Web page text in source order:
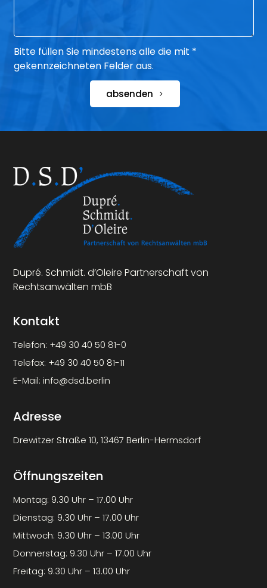
Bitte füllen Sie mindestens alle die mit *
gekennzeichneten Felder aus.
absenden
Dupré. Schmidt. d’Oleire Partnerschaft von
Rechtsanwälten mbB
Kontakt
Telefon: +49 30 40 50 81-0
Telefax: +49 30 40 50 81-11
E-Mail:info@dsd.berlin
Adresse
Drewitzer Straße 10, 13467 Berlin-Hermsdorf
Öffnungszeiten
Montag: 9.30 Uhr – 17.00 Uhr
Dienstag: 9.30 Uhr – 17.00 Uhr
Mittwoch: 9.30 Uhr – 13.00 Uhr
Donnerstag: 9.30 Uhr – 17.00 Uhr
Freitag: 9.30 Uhr – 13.00 Uhr